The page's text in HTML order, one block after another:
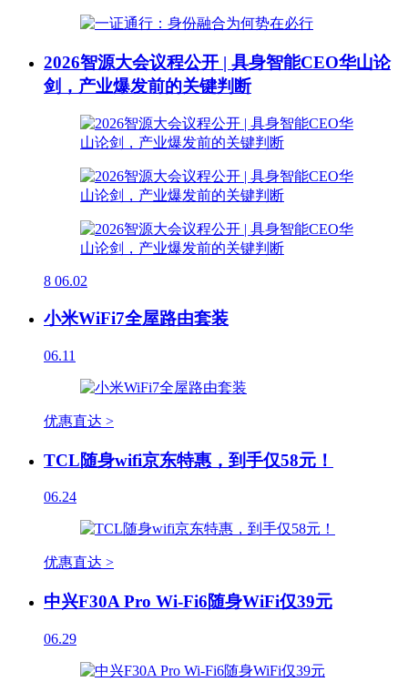
2026智源大会议程公开 | 具身智能CEO华山论
剑，产业爆发前的关键判断
8 06.02
小米WiFi7全屋路由套装
06.11
优惠直达 >
TCL随身wifi京东特惠，到手仅58元！
06.24
优惠直达 >
中兴F30A Pro Wi-Fi6随身WiFi仅39元
06.29